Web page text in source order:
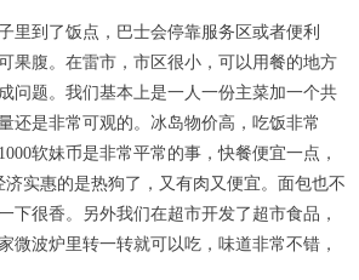
里到了饭点，巴士会停靠服务区或者便利
果腹。在雷市，市区很小，可以用餐的地方
问题。我们基本上是一人一份主菜加一个共
还是非常可观的。冰岛物价高，吃饭非常
软妹币是非常平常的事，快餐便宜一点，
济实惠的是热狗了，又有肉又便宜。面包也不
下很香。另外我们在超市开发了超市食品，
微波炉里转一转就可以吃，味道非常不错，